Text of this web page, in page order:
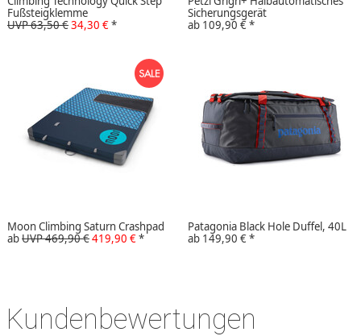
Fußsteigklemme
UVP 63,50 €34,30 €*
Sicherungsgerät
ab 109,90 €*
Moon Climbing Saturn Crashpad
abUVP 469,90 €419,90 €*
Patagonia Black Hole Duffel, 40L
ab 149,90 €*
Kundenbewertungen